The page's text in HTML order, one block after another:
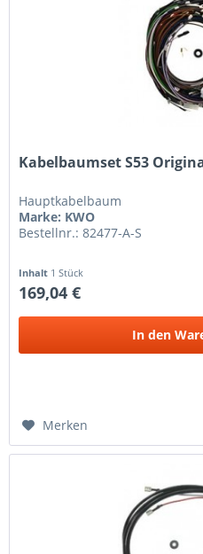
Kabelbaumset S53
Hauptkabelbaum
Marke: KWO
Bestellnr.: 82477-A-S
Inhalt 1 Stück
169,04 €
In den
Merken